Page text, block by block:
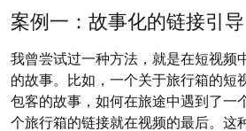
案例一：故事化的链接引导
我曾尝试过一种方法，就是在短视频
的故事。比如，一个关于旅行箱的短
包客的故事，如何在旅途中遇到了一
个旅行箱的链接就在视频的最后。这